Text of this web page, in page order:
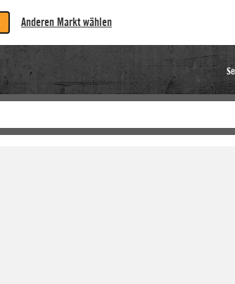
Anderen Markt wählen